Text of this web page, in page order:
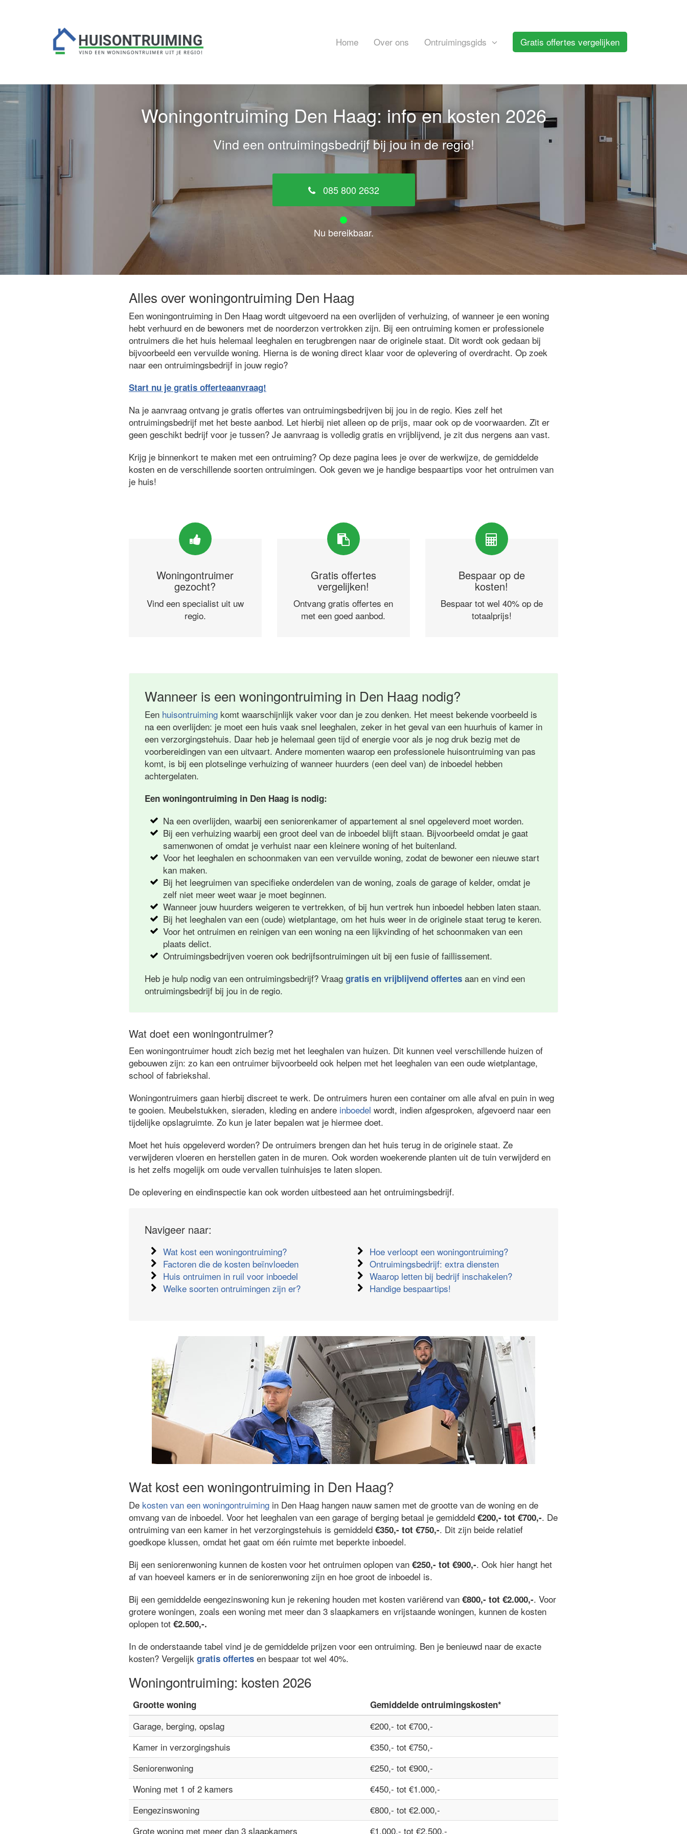
Home Over ons Ontruimingsgids Gratis offertes vergelijken
Woningontruiming Den Haag: info en kosten 2026
Vind een ontruimingsbedrijf bij jou in de regio!
085 800 2632
Nu bereikbaar.
Alles over woningontruiming Den Haag
Een woningontruiming in Den Haag wordt uitgevoerd na een overlijden of verhuizing, of wanneer je een woning
hebt verhuurd en de bewoners met de noorderzon vertrokken zijn. Bij een ontruiming komen er professionele
ontruimers die het huis helemaal leeghalen en terugbrengen naar de originele staat. Dit wordt ook gedaan bij
bijvoorbeeld een vervuilde woning. Hierna is de woning direct klaar voor de oplevering of overdracht. Op zoek
naar een ontruimingsbedrijf in jouw regio?
Start nu je gratis offerteaanvraag!
Na je aanvraag ontvang je gratis offertes van ontruimingsbedrijven bij jou in de regio. Kies zelf het
ontruimingsbedrijf met het beste aanbod. Let hierbij niet alleen op de prijs, maar ook op de voorwaarden. Zit er
geen geschikt bedrijf voor je tussen? Je aanvraag is volledig gratis en vrijblijvend, je zit dus nergens aan vast.
Krijg je binnenkort te maken met een ontruiming? Op deze pagina lees je over de werkwijze, de gemiddelde
kosten en de verschillende soorten ontruimingen. Ook geven we je handige bespaartips voor het ontruimen van
je huis!
Woningontruimer
gezocht?
Vind een specialist uit uw
regio.
Gratis offertes
vergelijken!
Ontvang gratis offertes en
met een goed aanbod.
Bespaar op de
kosten!
Bespaar tot wel 40% op de
totaalprijs!
Wanneer is een woningontruiming in Den Haag nodig?
Een huisontruiming komt waarschijnlijk vaker voor dan je zou denken. Het meest bekende voorbeeld is
na een overlijden: je moet een huis vaak snel leeghalen, zeker in het geval van een huurhuis of kamer in
een verzorgingstehuis. Daar heb je helemaal geen tijd of energie voor als je nog druk bezig met de
voorbereidingen van een uitvaart. Andere momenten waarop een professionele huisontruiming van pas
komt, is bij een plotselinge verhuizing of wanneer huurders (een deel van) de inboedel hebben
achtergelaten.
Een woningontruiming in Den Haag is nodig:
Na een overlijden, waarbij een seniorenkamer of appartement al snel opgeleverd moet worden.
Bij een verhuizing waarbij een groot deel van de inboedel blijft staan. Bijvoorbeeld omdat je gaat
samenwonen of omdat je verhuist naar een kleinere woning of het buitenland.
Voor het leeghalen en schoonmaken van een vervuilde woning, zodat de bewoner een nieuwe start
kan maken.
Bij het leegruimen van specifieke onderdelen van de woning, zoals de garage of kelder, omdat je
zelf niet meer weet waar je moet beginnen.
Wanneer jouw huurders weigeren te vertrekken, of bij hun vertrek hun inboedel hebben laten staan.
Bij het leeghalen van een (oude) wietplantage, om het huis weer in de originele staat terug te keren.
Voor het ontruimen en reinigen van een woning na een lijkvinding of het schoonmaken van een
plaats delict.
Ontruimingsbedrijven voeren ook bedrijfsontruimingen uit bij een fusie of faillissement.
Heb je hulp nodig van een ontruimingsbedrijf? Vraag gratis en vrijblijvend offertes aan en vind een
ontruimingsbedrijf bij jou in de regio.
Wat doet een woningontruimer?
Een woningontruimer houdt zich bezig met het leeghalen van huizen. Dit kunnen veel verschillende huizen of
gebouwen zijn: zo kan een ontruimer bijvoorbeeld ook helpen met het leeghalen van een oude wietplantage,
school of fabriekshal.
Woningontruimers gaan hierbij discreet te werk. De ontruimers huren een container om alle afval en puin in weg
te gooien. Meubelstukken, sieraden, kleding en andere inboedel wordt, indien afgesproken, afgevoerd naar een
tijdelijke opslagruimte. Zo kun je later bepalen wat je hiermee doet.
Moet het huis opgeleverd worden? De ontruimers brengen dan het huis terug in de originele staat. Ze
verwijderen vloeren en herstellen gaten in de muren. Ook worden woekerende planten uit de tuin verwijderd en
is het zelfs mogelijk om oude vervallen tuinhuisjes te laten slopen.
De oplevering en eindinspectie kan ook worden uitbesteed aan het ontruimingsbedrijf.
Navigeer naar:
Wat kost een woningontruiming?
Factoren die de kosten beïnvloeden
Huis ontruimen in ruil voor inboedel
Welke soorten ontruimingen zijn er?
Hoe verloopt een woningontruiming?
Ontruimingsbedrijf: extra diensten
Waarop letten bij bedrijf inschakelen?
Handige bespaartips!
Wat kost een woningontruiming in Den Haag?
De kosten van een woningontruiming in Den Haag hangen nauw samen met de grootte van de woning en de
omvang van de inboedel. Voor het leeghalen van een garage of berging betaal je gemiddeld €200,- tot €700,-. De
ontruiming van een kamer in het verzorgingstehuis is gemiddeld €350,- tot €750,-. Dit zijn beide relatief
goedkope klussen, omdat het gaat om één ruimte met beperkte inboedel.
Bij een seniorenwoning kunnen de kosten voor het ontruimen oplopen van €250,- tot €900,-. Ook hier hangt het
af van hoeveel kamers er in de seniorenwoning zijn en hoe groot de inboedel is.
Bij een gemiddelde eengezinswoning kun je rekening houden met kosten variërend van €800,- tot €2.000,-. Voor
grotere woningen, zoals een woning met meer dan 3 slaapkamers en vrijstaande woningen, kunnen de kosten
oplopen tot €2.500,-.
In de onderstaande tabel vind je de gemiddelde prijzen voor een ontruiming. Ben je benieuwd naar de exacte
kosten? Vergelijk gratis offertes en bespaar tot wel 40%.
Woningontruiming: kosten 2026
Grootte woning Gemiddelde ontruimingskosten*
Garage, berging, opslag
€200,- tot €700,-
Kamer in verzorgingshuis
€350,- tot €750,-
Seniorenwoning
€250,- tot €900,-
Woning met 1 of 2 kamers
€450,- tot €1.000,-
Eengezinswoning
€800,- tot €2.000,-
Grote woning met meer dan 3 slaapkamers
€1.000,- tot €2.500,-